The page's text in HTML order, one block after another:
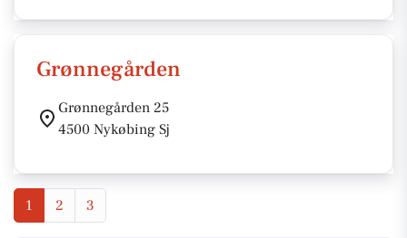
Grønnegården
Grønnegården 25
4500 Nykøbing Sj
1 2 3